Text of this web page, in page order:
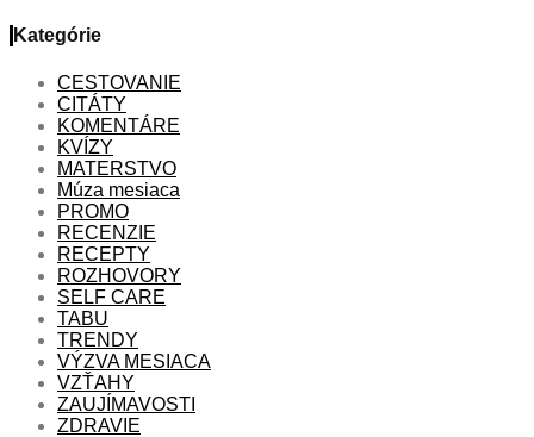
Kategórie
CESTOVANIE
CITÁTY
KOMENTÁRE
KVÍZY
MATERSTVO
Múza mesiaca
PROMO
RECENZIE
RECEPTY
ROZHOVORY
SELF CARE
TABU
TRENDY
VÝZVA MESIACA
VZŤAHY
ZAUJÍMAVOSTI
ZDRAVIE